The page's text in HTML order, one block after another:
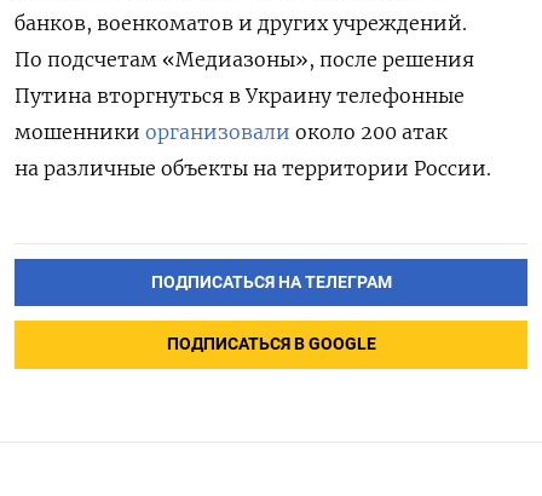
банков, военкоматов и других учреждений.
По подсчетам «Медиазоны», после решения
Путина вторгнуться в Украину телефонные
мошенники организовали около 200 атак
на различные объекты на территории России.
ПОДПИСАТЬСЯ НА ТЕЛЕГРАМ
ПОДПИСАТЬСЯ В GOOGLE